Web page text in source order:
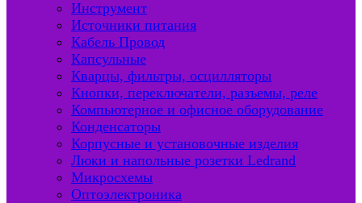
Инструмент
Источники питания
Кабель Провод
Капсульные
Кварцы, фильтры, осцилляторы
Кнопки, переключатели, разъемы, реле
Компьютерное и офисное оборудование
Конденсаторы
Корпусные и установочные изделия
Люки и напольные розетки Ledrand
Микросхемы
Оптоэлектроника